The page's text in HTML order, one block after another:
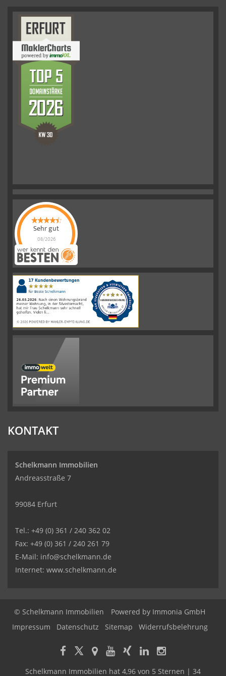
Sehr gut
08/2026
Schelkmann
Immobilienhat
|110Schelkmann
ImmobilienBewertungen
auf
werkenntdenBESTEN.de
KONTAKT
Schelkmann Immobilien
Andreasstraße 7
99084 Erfurt
Tel.: +49 (0) 361 / 240 362 02
Fax: +49 (0) 361 / 240 261 79
E-Mail: info@schelkmann.de
Internet: www.schelkmann.de
© Schelkmann Immobilien Powered by Immonia GmbH
Impressum
Datenschutz Sitemap Widerrufsbelehrung
Schelkmann Immobilien hat 4,96 von 5 Sternen | 34